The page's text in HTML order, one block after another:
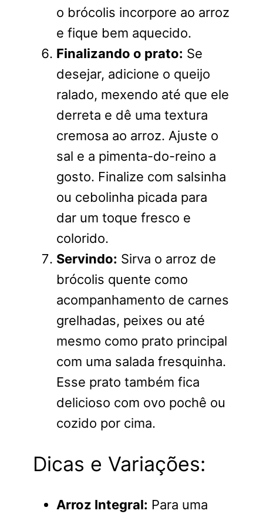
o brócolis incorpore ao arroz
e fique bem aquecido.
Finalizando o prato: Se
desejar, adicione o queijo
ralado, mexendo até que ele
derreta e dê uma textura
cremosa ao arroz. Ajuste o
sal e a pimenta-do-reino a
gosto. Finalize com salsinha
ou cebolinha picada para
dar um toque fresco e
colorido.
Servindo: Sirva o arroz de
brócolis quente como
acompanhamento de carnes
grelhadas, peixes ou até
mesmo como prato principal
com uma salada fresquinha.
Esse prato também fica
delicioso com ovo pochê ou
cozido por cima.
Dicas e Variações:
Arroz Integral: Para uma